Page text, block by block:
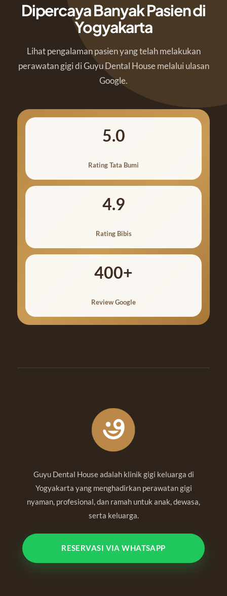
Dipercaya Banyak Pasien di
Yogyakarta
Lihat pengalaman pasien yang telah melakukan
perawatan gigi di Guyu Dental House melalui ulasan
Google.
5.0
Rating Tata Bumi
4.9
Rating Bibis
400+
Review Google
Guyu Dental House adalah klinik gigi keluarga di
Yogyakarta yang menghadirkan perawatan gigi
nyaman, profesional, dan ramah untuk anak, dewasa,
serta keluarga.
RESERVASI VIA WHATSAPP